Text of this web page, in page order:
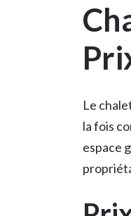
Le
la fois
espace